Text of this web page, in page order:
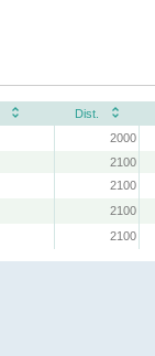
Dist.
2000
2100
2100
2100
2100